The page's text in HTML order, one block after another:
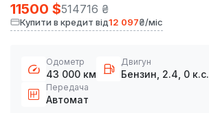
11500 $514716 ₴
Купити в кредит від12 097₴/міс
Одометр
43 000 км
Двигун
Бензин, 2.4, 0 к.с.
Передача
Автомат